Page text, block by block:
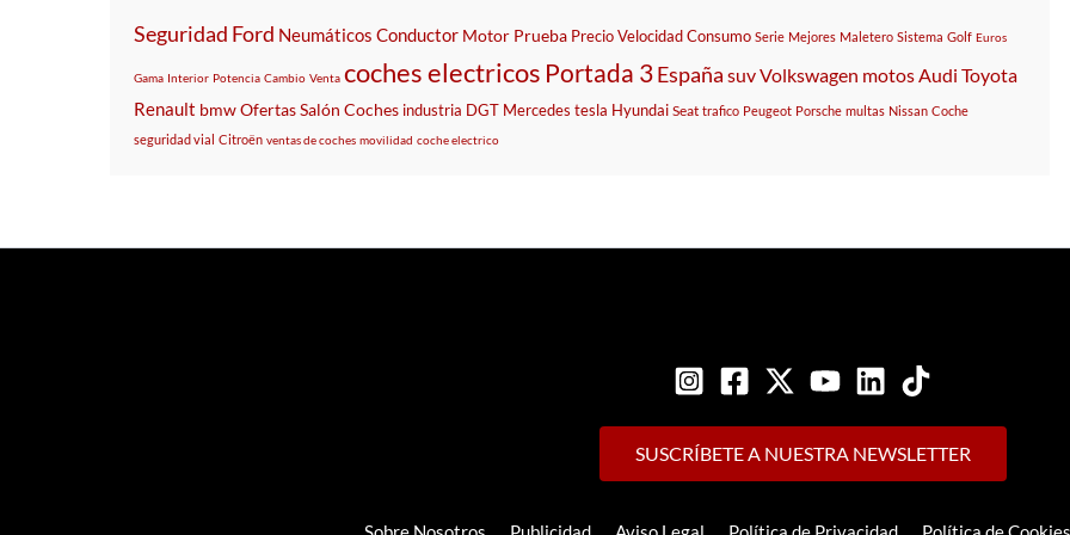
Seguridad Ford Neumáticos Conductor Motor Prueba PrecioVelocidadConsumo Serie Mejores Maletero Sistema Golf Euros
Gama Interior Potencia Cambio Venta coches electricos Portada 3España suvVolkswagen motos Audi Toyota
Renault bmwOfertasSalón Coches industria DGT Mercedes tesla Hyundai Seat trafico Peugeot Porsche multas Nissan Coche
seguridad vial Citroën ventas de coches movilidad coche electrico
SUSCRÍBETE A NUESTRA NEWSLETTER